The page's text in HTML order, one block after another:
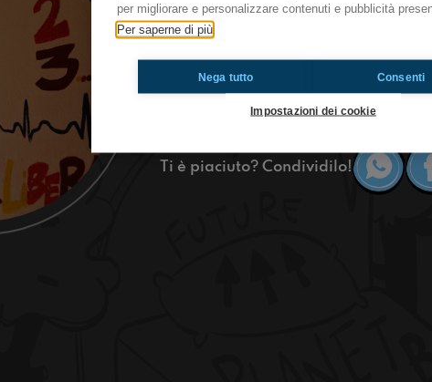
Dai libri alla pratica, dalle teorie
settimana all'insegna della legalità
San Giovanni in Persiceto
Ti è piaciuto? Condividilo!
per migliorare e personalizzare contenuti e pubblicità
Per saperne di più
Nega tutto Consenti
Impostazioni dei cookie